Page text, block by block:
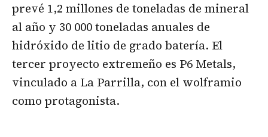
prevé 1,2 millones de toneladas de mineral
al año y 30 000 toneladas anuales de
hidróxido de litio de grado batería. El
tercer proyecto extremeño es P6 Metals,
vinculado a La Parrilla, con el wolframio
como protagonista.